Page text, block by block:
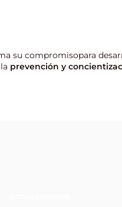
su compromisopara
prevención y